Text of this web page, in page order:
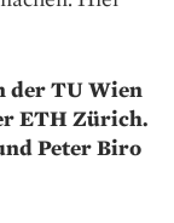
der TU Wien
ETH Zürich.
Peter Biro